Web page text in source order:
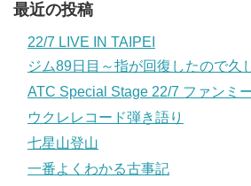
最近の投稿
22/7 LIVE IN TAIPEI
ジム89日目～指が回復したので久
ATC Special Stage 22/7 ファンミ
ウクレレコード弾き語り
七星山登山
一番よくわかる古事記